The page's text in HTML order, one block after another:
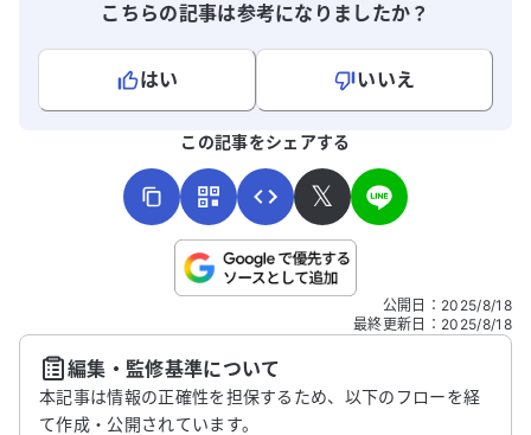
こちらの記事は参考になりましたか？
はい
いいえ
こちらは送信専用のフォームです。氏名やご自身の病気の詳細な
送信する
この記事をシェアする
𝕏
公開日 ： 2025/8/18
最終更新日 ： 2025/8/18
編集・監修基準について
本記事は情報の正確性を担保するため、以下のフローを経
て作成・公開されています。